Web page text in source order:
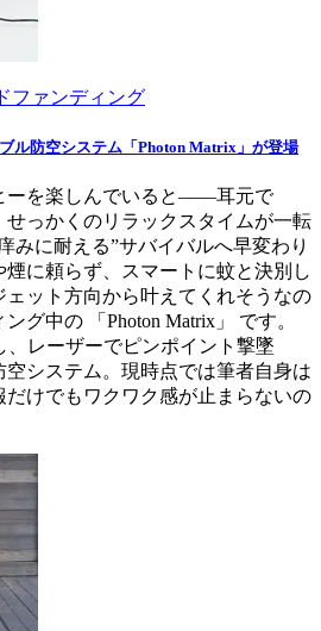
ファンディング
ル防空システム「Photon Matrix」が登場
ーを楽しんでいると――耳元で
せっかくのリラックスタイムが一転
みに耐える”サバイバルへ早変わり
煙に頼らず、スマートに蚊と決別し
ット方向から叶えてくれそうなの
グ中の 「Photon Matrix」 です。
レーザーでピンポイント撃墜
システム。現時点では筆者自身は
けでもワクワク感が止まらないの